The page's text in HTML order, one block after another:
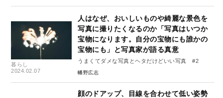
暮らし
2024.02.07
人はなぜ、おいしいものや綺麗な景色を
写真に撮りたくなるのか「写真はいつか
宝物になります。自分の宝物にも誰かの
宝物にも」と写真家が語る真意
うまくてダメな写真とヘタだけどいい写真 #2
幡野広志
顔のドアップ、目線を合わせて低い姿勢